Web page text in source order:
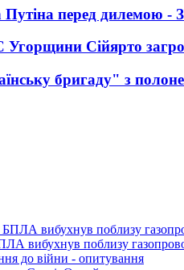
Путіна перед дилемою -
Сійярто
бригаду" з
вибухнув поблизу
до війни - опитування